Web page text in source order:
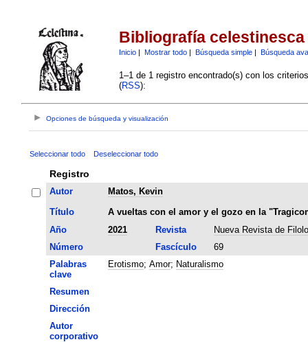
Bibliografía celestinesca
Inicio| Mostrar todo| Búsqueda simple| Búsqueda
1–1 de 1 registro encontrado(s) con los
(RSS):
Opciones de búsqueda y visualización
Seleccionar todo Deseleccionar todo
Registro
Autor
Matos, Kevin
Título
A vueltas con el amor y el gozo en la
Año
2021 Revista
Nueva Revista de
Número
Fascículo
69
Palabras
clave
Erotismo; Amor; Naturalismo
Resumen
Dirección
Autor
corporativo